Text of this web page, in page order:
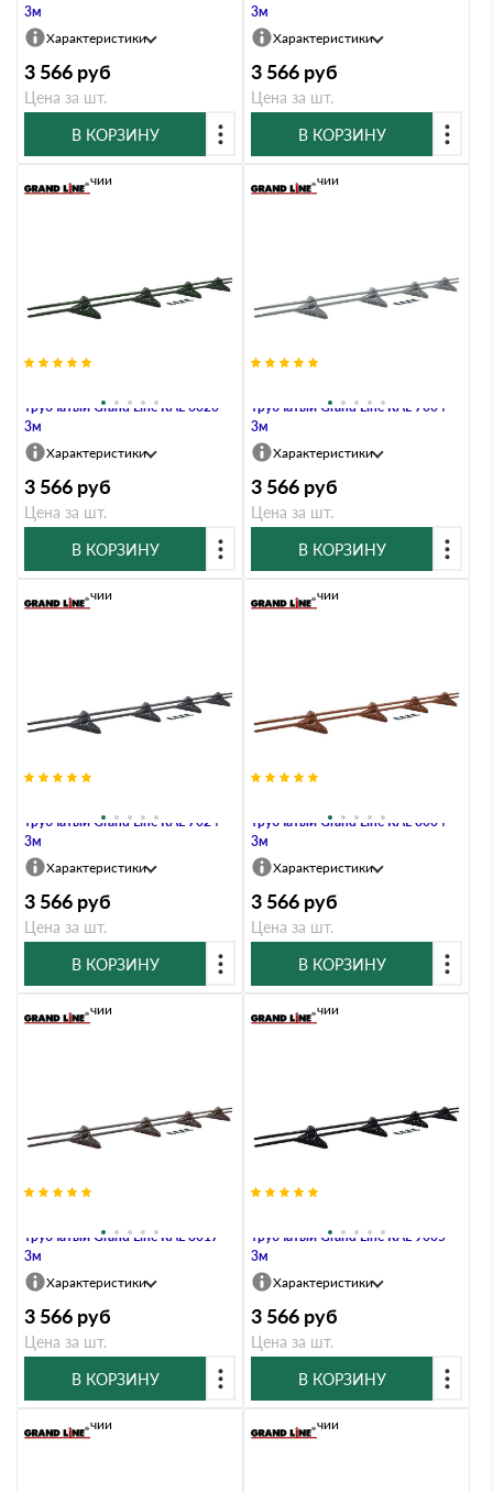
3м
Характеристики
3 566 руб
Цена за шт.
В КОРЗИНУ
3м
Характеристики
3 566 руб
Цена за шт.
В КОРЗИНУ
трубчатый Grand Line RAL 6020
3м
В наличии
Характеристики
3 566 руб
Цена за шт.
В КОРЗИНУ
трубчатый Grand Line RAL 7004
3м
В наличии
Характеристики
3 566 руб
Цена за шт.
В КОРЗИНУ
трубчатый Grand Line RAL 7024
3м
В наличии
Характеристики
3 566 руб
Цена за шт.
В КОРЗИНУ
трубчатый Grand Line RAL 8004
3м
В наличии
Характеристики
3 566 руб
Цена за шт.
В КОРЗИНУ
трубчатый Grand Line RAL 8017
3м
В наличии
Характеристики
3 566 руб
Цена за шт.
В КОРЗИНУ
трубчатый Grand Line RAL 9005
3м
В наличии
Характеристики
3 566 руб
Цена за шт.
В КОРЗИНУ
В наличии В наличии